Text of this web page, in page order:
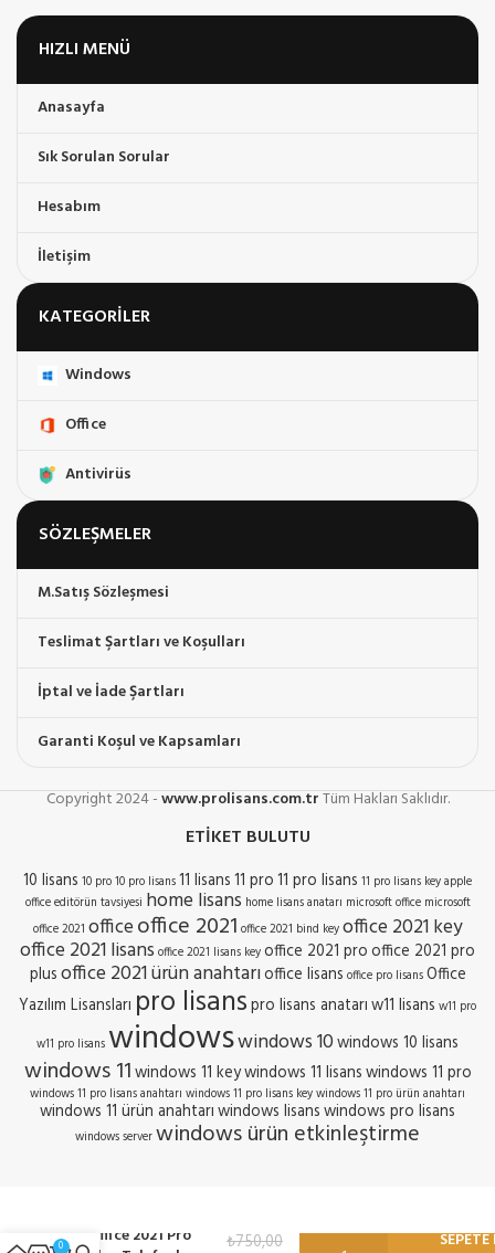
HIZLI MENÜ
Anasayfa
Sık Sorulan Sorular
Hesabım
İletişim
KATEGORILER
Windows
Office
Antivirüs
SÖZLEŞMELER
M.Satış Sözleşmesi
Teslimat Şartları ve Koşulları
İptal ve İade Şartları
Garanti Koşul ve Kapsamları
Copyright2024 -www.prolisans.com.trTüm Hakları Saklıdır.
ETIKET BULUTU
10 lisans 10 pro10 pro lisans11 lisans11 pro11 pro lisans 11 pro lisans keyapple
office editörün tavsiyesi home lisans home lisans anatarı microsoft office microsoft
office 2021 officeoffice 2021 office 2021 bind key office 2021 key
office 2021 lisans office 2021 lisans key office 2021 pro office 2021 pro
plusoffice 2021 ürün anahtarıoffice lisans office pro lisans Office
Yazılım Lisansları pro lisanspro lisans anatarıw11 lisans w11 pro
w11 pro lisans windowswindows 10windows 10 lisans
windows 11windows 11 keywindows 11 lisanswindows 11 pro
windows 11 pro lisans anahtarı windows 11 pro lisans keywindows 11 pro ürün anahtarı
windows 11 ürün anahtarıwindows lisanswindows pro lisans
windows serverwindows ürün etkinleştirme
Office 2021 Pro
₺750,00 SEPETE
0